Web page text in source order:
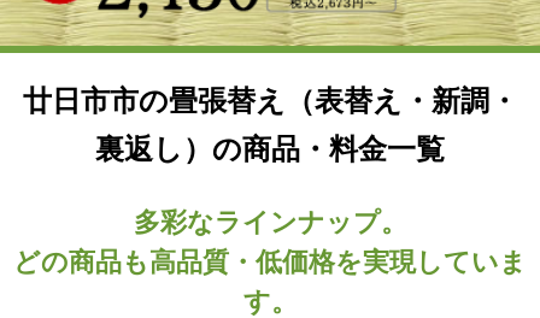
廿日市市の畳張替え（表替え・新調・
裏返し）の商品・料金一覧
多彩なラインナップ。
どの商品も高品質・低価格を実現していま
す。